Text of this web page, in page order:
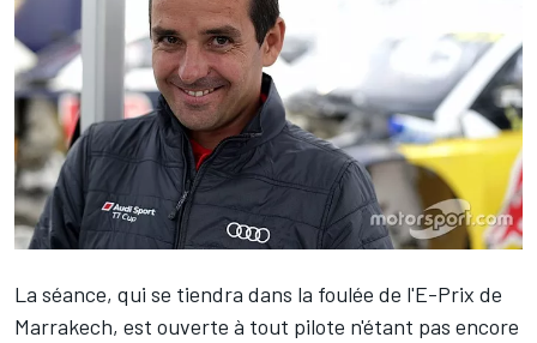
La séance, qui se tiendra dans la foulée de l'E-Prix de
Marrakech, est ouverte à tout pilote n'étant pas encore